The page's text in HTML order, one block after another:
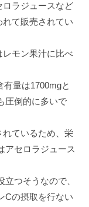
ラジュースなど
て販売されてい
モン果汁に⽐べ
量は1700mgと
圧倒的に多いで
れているため、栄
アセロラジュース
つそうなので、
Cの摂取を⾏ない